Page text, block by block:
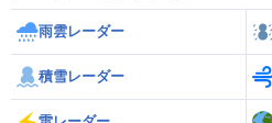
雨雲レーダー
積雪レーダー